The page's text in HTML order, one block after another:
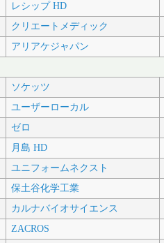
レシップ HD
クリエートメディック
アリアケジャパン
ソケッツ
ユーザーローカル
ゼロ
月島 HD
ユニフォームネクスト
保土谷化学工業
カルナバイオサイエンス
ZACROS